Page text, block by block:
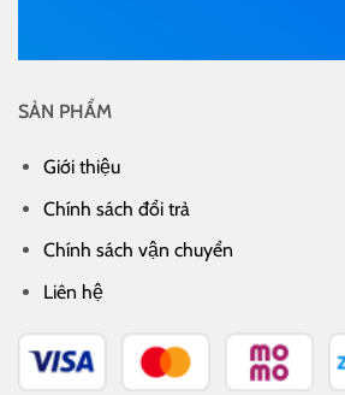
SẢN PHẨM
Giới thiệu
Chính sách đổi trả
Chính sách vận chuyển
Liên hệ